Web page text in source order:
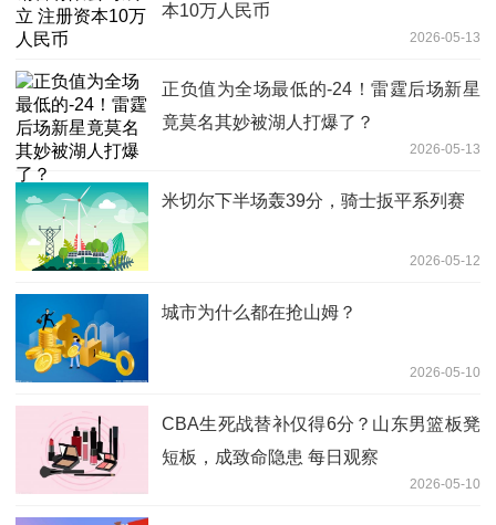
本10万人民币
2026-05-13
正负值为全场最低的-24！雷霆后场新星
竟莫名其妙被湖人打爆了？
2026-05-13
米切尔下半场轰39分，骑士扳平系列赛
2026-05-12
城市为什么都在抢山姆？
2026-05-10
CBA生死战替补仅得6分？山东男篮板凳
短板，成致命隐患 每日观察
2026-05-10